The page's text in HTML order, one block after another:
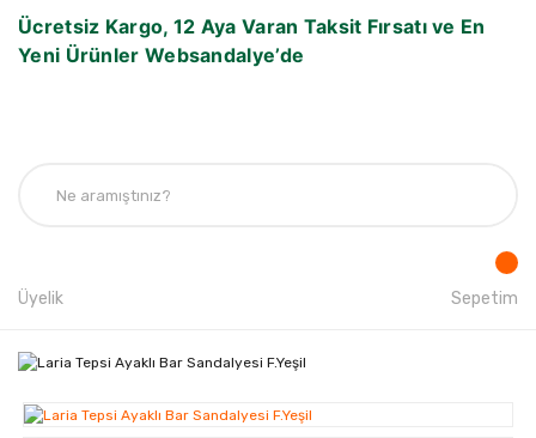
Ücretsiz Kargo, 12 Aya Varan Taksit Fırsatı ve En
Yeni Ürünler Websandalye’de
Üyelik Sepetim